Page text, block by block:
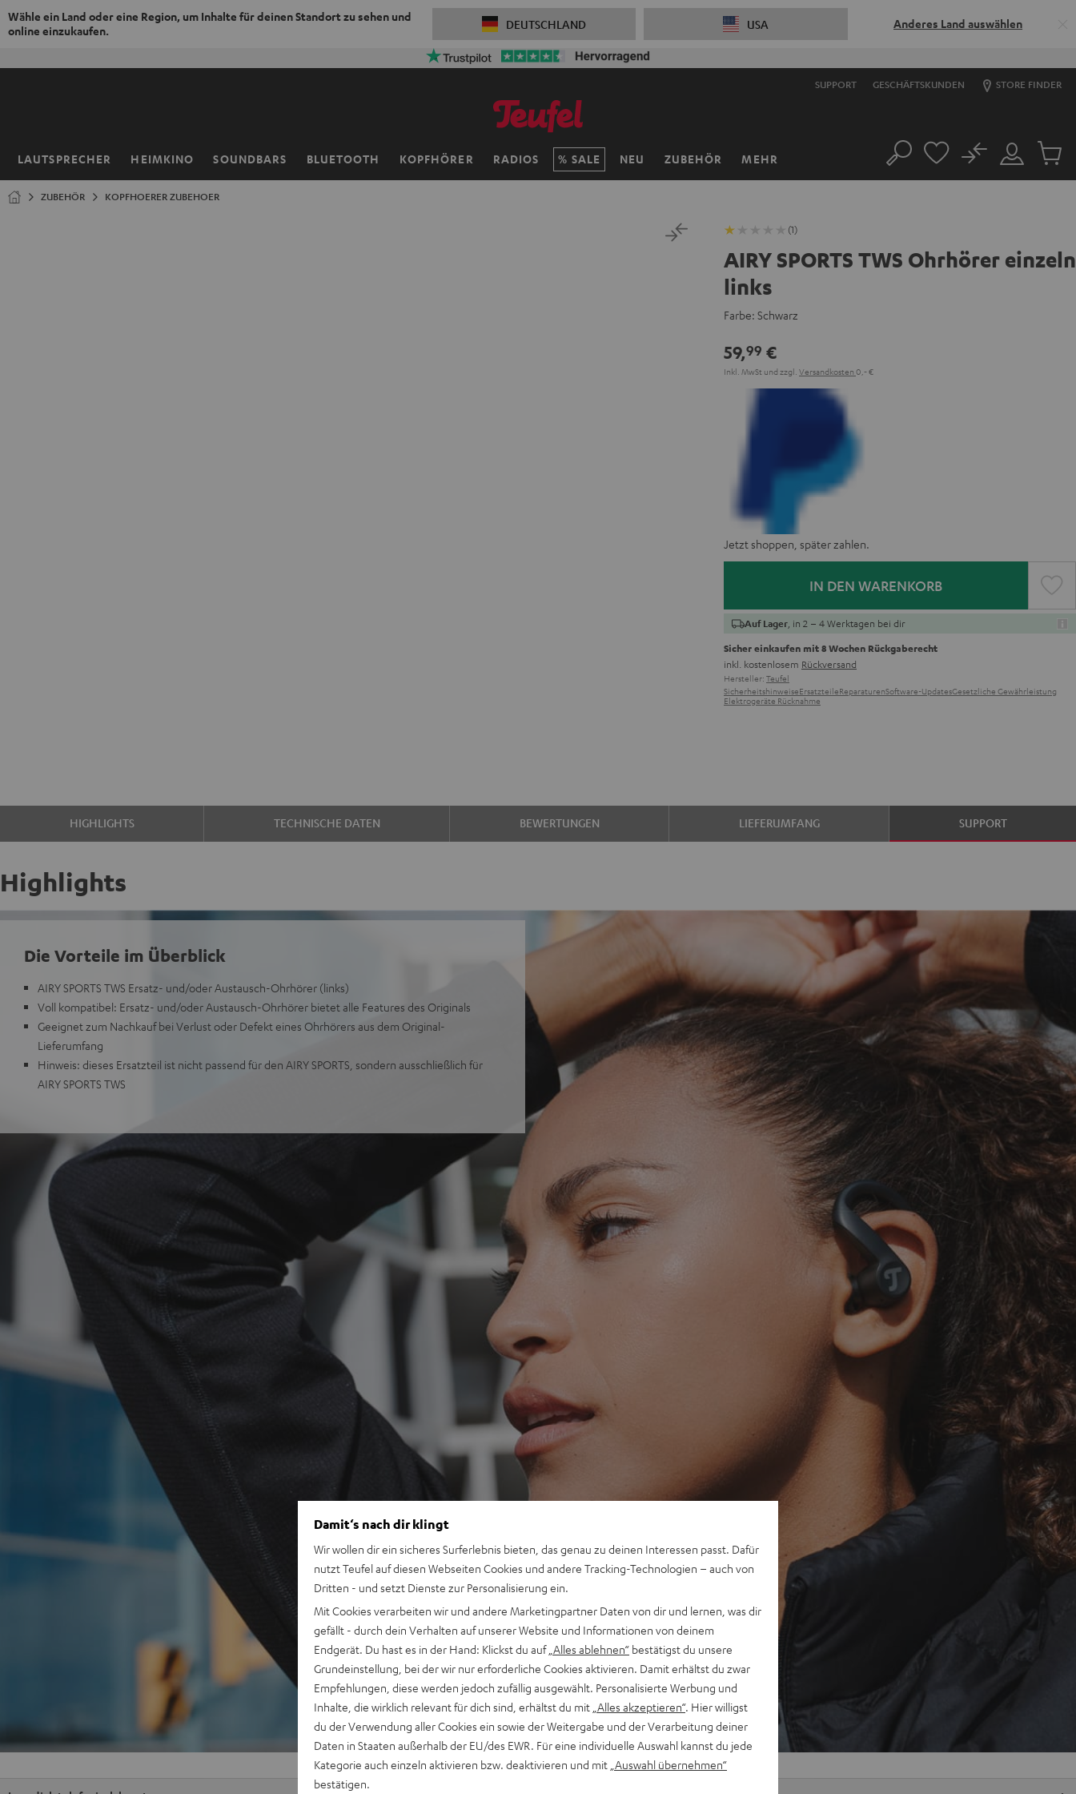
Wähle ein Land oder eine Region, um Inhalte für deinen Standort zu sehen und
online einzukaufen.
DEUTSCHLAND USA Anderes Land auswählen
SUPPORT GESCHÄFTSKUNDEN STORE FINDER
LAUTSPRECHER HEIMKINO SOUNDBARS BLUETOOTH KOPFHÖRER RADIOS SALE NEU ZUBEHÖR MEHR
Startseite Suche
Mein
Konto
No
Artikel
ZUBEHÖR KOPFHOERER ZUBEHOER
(1)
AIRY SPORTS TWS Ohrhörer einzeln
links
Farbe: Schwarz
59,99 €
Inkl. MwSt und zzgl. Versandkosten 0,‐ €
Jetzt shoppen, später zahlen.
IN DEN WARENKORB
Auf Lager , in 2 – 4 Werktagen bei dir
Sicher einkaufen mit 8 Wochen Rückgaberecht
inkl. kostenlosem Rückversand
Hersteller: Teufel
SicherheitshinweiseErsatzteileReparaturenSoftware-UpdatesGesetzliche Gewährleistung
Elektrogeräte Rücknahme
HIGHLIGHTS TECHNISCHE DATEN BEWERTUNGEN LIEFERUMFANG SUPPORT
Highlights
Die Vorteile im Überblick
AIRY SPORTS TWS Ersatz- und/oder Austausch-Ohrhörer (links)
Voll kompatibel: Ersatz- und/oder Austausch-Ohrhörer bietet alle Features des Originals
Geeignet zum Nachkauf bei Verlust oder Defekt eines Ohrhörers aus dem Original-
Lieferumfang
Hinweis: dieses Ersatzteil ist nicht passend für den AIRY SPORTS, sondern ausschließlich für
AIRY SPORTS TWS
Damit‘s nach dir klingt
Wir wollen dir ein sicheres Surferlebnis bieten, das genau zu deinen Interessen passt. Dafür
nutzt Teufel auf diesen Webseiten Cookies und andere Tracking-Technologien – auch von
Dritten - und setzt Dienste zur Personalisierung ein.
Mit Cookies verarbeiten wir und andere Marketingpartner Daten von dir und lernen, was dir
gefällt - durch dein Verhalten auf unserer Website und Informationen von deinem
Endgerät. Du hast es in der Hand: Klickst du auf „Alles ablehnen“ bestätigst du unsere
Grundeinstellung, bei der wir nur erforderliche Cookies aktivieren. Damit erhältst du zwar
Empfehlungen, diese werden jedoch zufällig ausgewählt. Personalisierte Werbung und
Inhalte, die wirklich relevant für dich sind, erhältst du mit „Alles akzeptieren“. Hier willigst
du der Verwendung aller Cookies ein sowie der Weitergabe und der Verarbeitung deiner
Daten in Staaten außerhalb der EU/des EWR. Für eine individuelle Auswahl kannst du jede
Kategorie auch einzeln aktivieren bzw. deaktivieren und mit „Auswahl übernehmen“
bestätigen.